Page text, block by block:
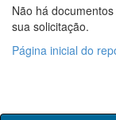
Não há
sua solicitação.
Página inicial do